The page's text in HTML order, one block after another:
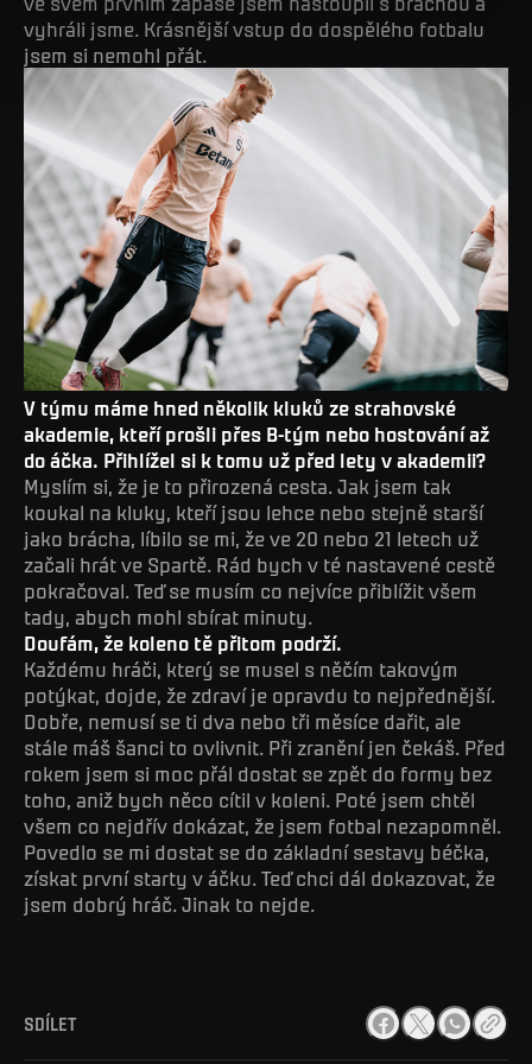
vyhráli jsme. Krásnější vstup do dospělého fotbalu
jsem si nemohl přát.
V týmu máme hned několik kluků ze strahovské
akademie, kteří prošli přes B-tým nebo hostování až
do áčka. Přihlížel si k tomu už před lety v akademii?
Myslím si, že je to přirozená cesta. Jak jsem tak
koukal na kluky, kteří jsou lehce nebo stejně starší
jako brácha, líbilo se mi, že ve 20 nebo 21 letech už
začali hrát ve Spartě. Rád bych v té nastavené cestě
pokračoval. Teď se musím co nejvíce přiblížit všem
tady, abych mohl sbírat minuty.
Doufám, že koleno tě přitom podrží.
Každému hráči, který se musel s něčím takovým
potýkat, dojde, že zdraví je opravdu to nejpřednější.
Dobře, nemusí se ti dva nebo tři měsíce dařit, ale
stále máš šanci to ovlivnit. Při zranění jen čekáš. Před
rokem jsem si moc přál dostat se zpět do formy bez
toho, aniž bych něco cítil v koleni. Poté jsem chtěl
všem co nejdřív dokázat, že jsem fotbal nezapomněl.
Povedlo se mi dostat se do základní sestavy béčka,
získat první starty v áčku. Teď chci dál dokazovat, že
jsem dobrý hráč. Jinak to nejde.
SDÍLET